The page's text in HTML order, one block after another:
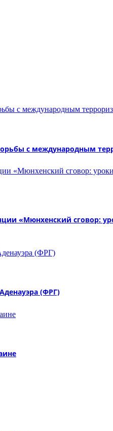
с международным
«Мюнхенский сговор:
(ФРГ)